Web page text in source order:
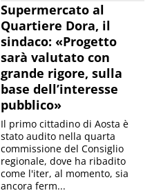
Supermercato al
Quartiere Dora, il
sindaco: «Progetto
sarà valutato con
grande rigore, sulla
base dell’interesse
pubblico»
Il primo cittadino di Aosta è
stato audito nella quarta
commissione del Consiglio
regionale, dove ha ribadito
come l'iter, al momento, sia
ancora ferm...